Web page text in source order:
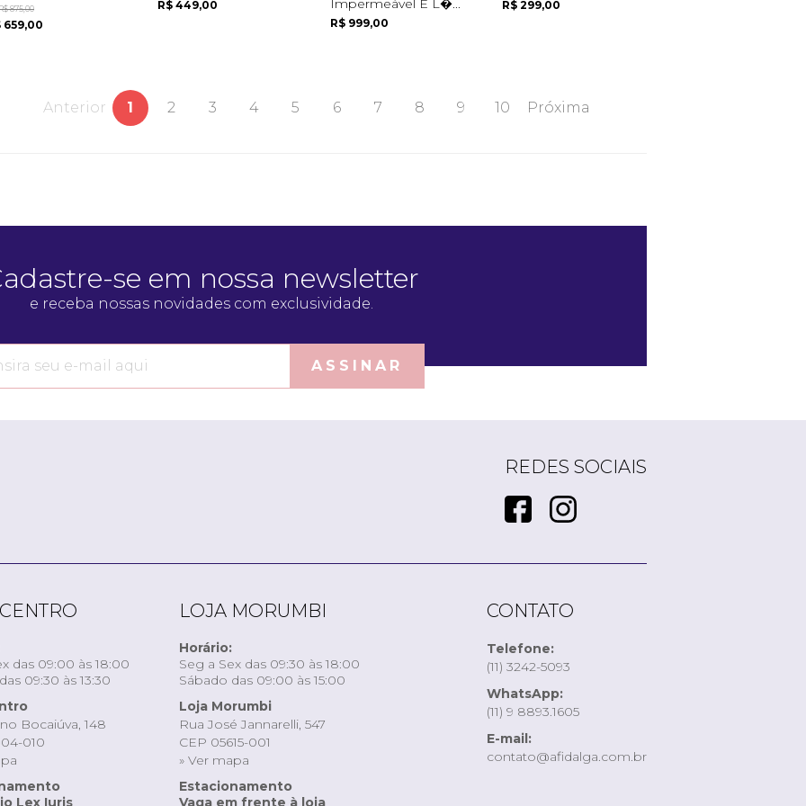
875,00
659,00
R$ 449,00
R$ 999,00
R$ 299,00
Anterior 1 2 3 4 5 6 7 8 9 10 Próxima
se em nossa newsletter
e receba nossas novidades com exclusividade.
ASSINAR
REDES SOCIAIS
das 09:00 às 18:00
09:30 às 13:30
Bocaiúva, 148
010
Lex Iuris
LOJA MORUMBI
Horário:
Seg a Sex das 09:30 às 18:00
Sábado das 09:00 às 15:00
Loja Morumbi
Rua José Jannarelli, 547
CEP 05615-001
» Ver mapa
Estacionamento
Vaga em frente à loja
CONTATO
Telefone:
(11) 3242-5093
WhatsApp:
(11) 9 8893.1605
E-mail:
contato@afidalga.com.br